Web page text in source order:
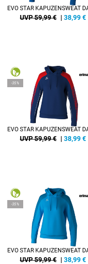
UVP 59,99 € | 38,99€
-35%
UVP 59,99 € | 38,99€
-35%
UVP 59,99 € | 38,99€